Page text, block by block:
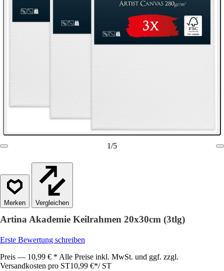
1/5
Vergleichen
Artina Akademie Keilrahmen 20x30cm (3tlg)
Erste Bewertung schreiben
Preis — 10,99 € * Alle Preise inkl. MwSt. und ggf. zzgl.
Versandkosten pro ST10,99 €*/ ST